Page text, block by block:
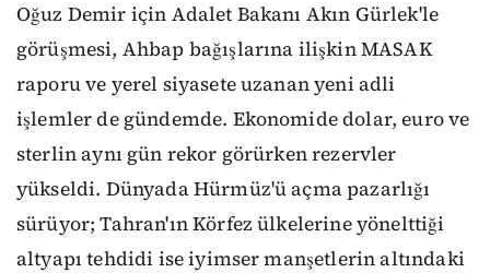
Oğuz Demir için Adalet Bakanı Akın Gürlek'le
görüşmesi, Ahbap bağışlarına ilişkin MASAK
raporu ve yerel siyasete uzanan yeni adli
işlemler de gündemde. Ekonomide dolar, euro ve
sterlin aynı gün rekor görürken rezervler
yükseldi. Dünyada Hürmüz'ü açma pazarlığı
sürüyor; Tahran'ın Körfez ülkelerine yönelttiği
altyapı tehdidi ise iyimser manşetlerin altındaki